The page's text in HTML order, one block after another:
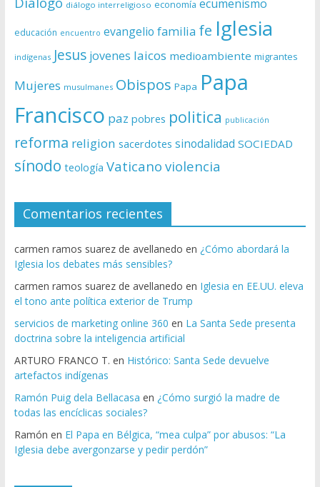
diálogo interreligioso economía ecumenismo
educación encuentro evangelio familia fe Iglesia
indígenas Jesus jovenes laicos medioambiente migrantes
Mujeres musulmanes Obispos Papa Papa
Francisco paz pobres politica publicación
reforma religion sacerdotes sinodalidad SOCIEDAD
sínodo teología Vaticano violencia
Comentarios recientes
carmen ramos suarez de avellanedo en ¿Cómo abordará la
Iglesia los debates más sensibles?
carmen ramos suarez de avellanedo en Iglesia en EE.UU. eleva
el tono ante política exterior de Trump
servicios de marketing online 360 en La Santa Sede presenta
doctrina sobre la inteligencia artificial
ARTURO FRANCO T. en Histórico: Santa Sede devuelve
artefactos indígenas
Ramón Puig dela Bellacasa en ¿Cómo surgió la madre de
todas las encíclicas sociales?
Ramón en El Papa en Bélgica, “mea culpa” por abusos: “La
Iglesia debe avergonzarse y pedir perdón”